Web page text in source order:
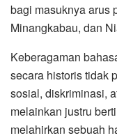
bagi masuknya arus
Minangkabau, dan
​Keberagaman
secara historis tidak
sosial, diskriminasi,
melainkan justru
melahirkan sebuah